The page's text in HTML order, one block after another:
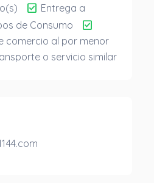
check_box Entrega a
de Consumo check_box
comercio al por menor
o servicio similar